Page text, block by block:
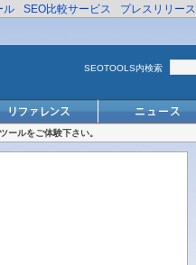
ル SEO比較サービス プレスリリース
SEOTOOLS内検索
ールをご体験下さい。